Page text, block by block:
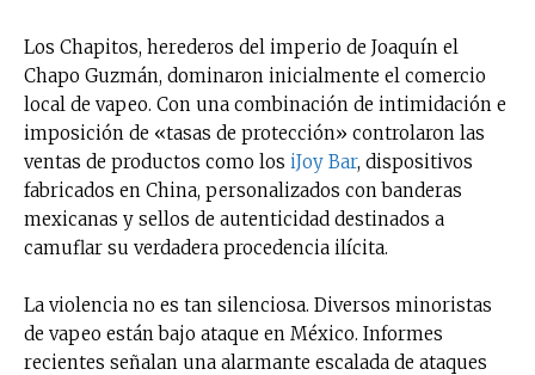
Los Chapitos, herederos del imperio de Joaquín el
Chapo Guzmán, dominaron inicialmente el comercio
local de vapeo. Con una combinación de intimidación e
imposición de «tasas de protección» controlaron las
ventas de productos como los iJoy Bar, dispositivos
fabricados en China, personalizados con banderas
mexicanas y sellos de autenticidad destinados a
camuflar su verdadera procedencia ilícita.
La violencia no es tan silenciosa. Diversos minoristas
de vapeo están bajo ataque en México. Informes
recientes señalan una alarmante escalada de ataques